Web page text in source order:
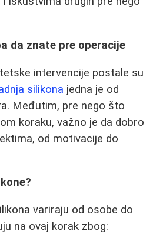
da znate pre operacije
intervencije postale su
silikona jedna je od
Međutim, pre nego što
koraku, važno je da dobro
od motivacije do
variraju od osobe do
na ovaj korak zbog: